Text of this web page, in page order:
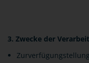
3. Zwecke der